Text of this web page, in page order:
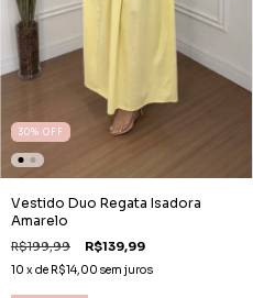
30% OFF
Vestido Duo Regata Isadora
Amarelo
R$199,99 R$139,99
10 x de R$14,00 sem juros